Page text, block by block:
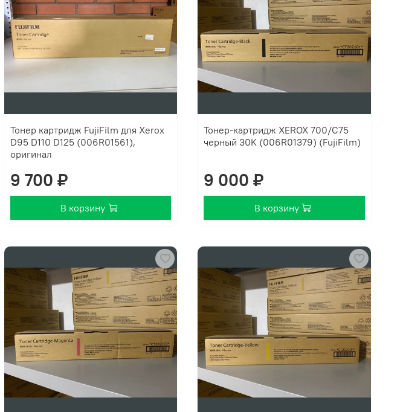
Тонер картридж FujiFilm для Xerox
D95 D110 D125 (006R01561),
оригинал
9 700 ₽
В корзину
Тонер-картридж XEROX 700/C75
черный 30K (006R01379) (FujiFilm)
9 000 ₽
В корзину